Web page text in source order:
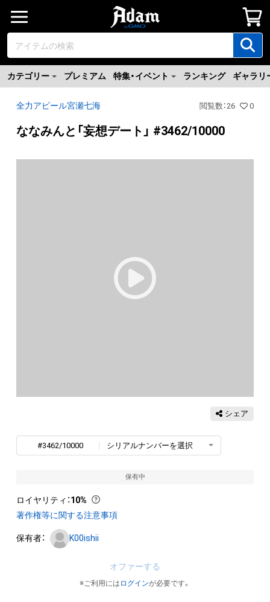
カテゴリー プレミアム 特集・イベント ランキング ギャラリ
全力アピール宮瀬七海 閲覧数 ：26 0
ななみんと「妄想デート」 #3462/10000
シェア
#3462/10000 シリアルナンバーを選択
保有中
ロイヤリティ ：10%
著作権等に関する注意事項
保有者： K00ishii
オファーする
※ご利用には ログインが必要です。